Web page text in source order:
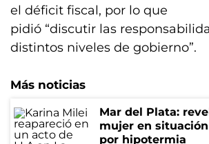
el déficit fiscal, por lo que
pidió “discutir las
distintos niveles de gobierno”.
Más noticias
Mar del Plata:
mujer en
por hipotermia